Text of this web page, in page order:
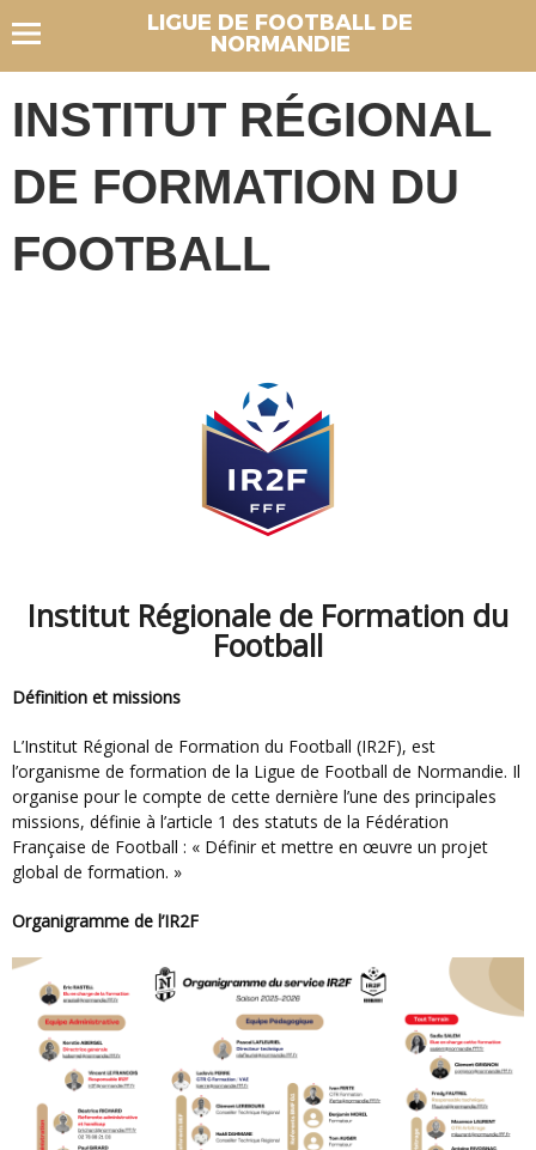
LIGUE DE FOOTBALL DE
NORMANDIE
INSTITUT RÉGIONAL
DE FORMATION DU
FOOTBALL
Institut Régionale de Formation du
Football
Définition et missions
L’Institut Régional de Formation du Football (IR2F), est
l’organisme de formation de la Ligue de Football de Normandie. Il
organise pour le compte de cette dernière l’une des principales
missions, définie à l’article 1 des statuts de la Fédération
Française de Football : « Définir et mettre en œuvre un projet
global de formation. »
Organigramme de l’IR2F